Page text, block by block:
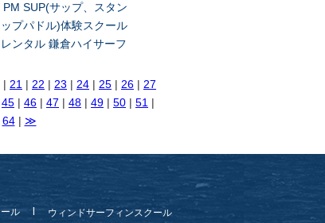
PM SUP(サップ、スタン
ップパドル)体験スクール
ンタル 鎌倉ハイサーフ
| 21 | 22 | 23 | 24 | 25 | 26 | 27
45 | 46 | 47 | 48 | 49 | 50 | 51 |
64| ≫
ール ウィンドサーフィンスクール